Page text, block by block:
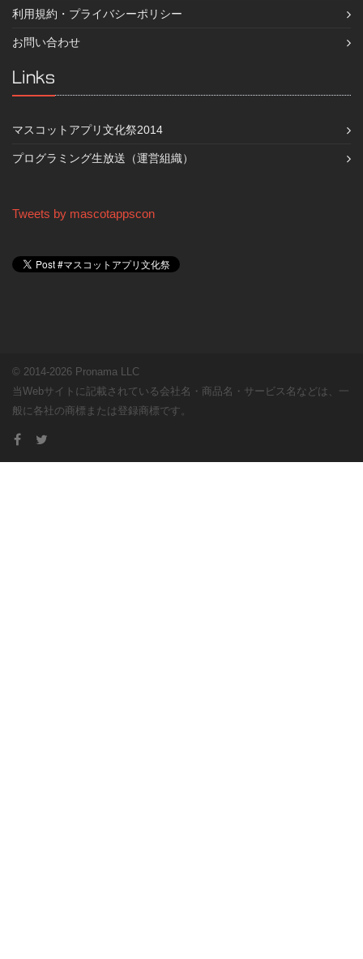
利用規約・プライバシーポリシー
お問い合わせ
Links
マスコットアプリ文化祭2014
プログラミング生放送（運営組織）
Tweets by mascotappscon
© 2014-2026 Pronama LLC
当Webサイトに記載されている会社名・商品名・サービス名などは、一
般に各社の商標または登録商標です。